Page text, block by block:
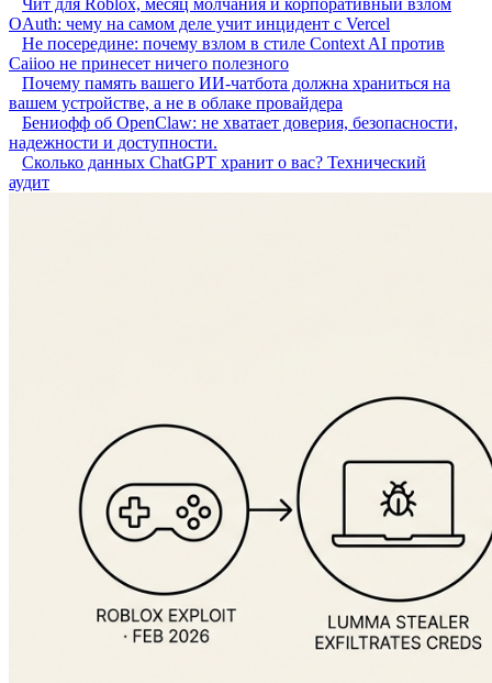
Чит для Roblox, месяц молчания и корпоративный взлом
OAuth: чему на самом деле учит инцидент с Vercel
Не посередине: почему взлом в стиле Context AI против
Caiioo не принесет ничего полезного
Почему память вашего ИИ-чатбота должна храниться на
вашем устройстве, а не в облаке провайдера
Бениофф об OpenClaw: не хватает доверия, безопасности,
надежности и доступности.
Сколько данных ChatGPT хранит о вас? Технический
аудит